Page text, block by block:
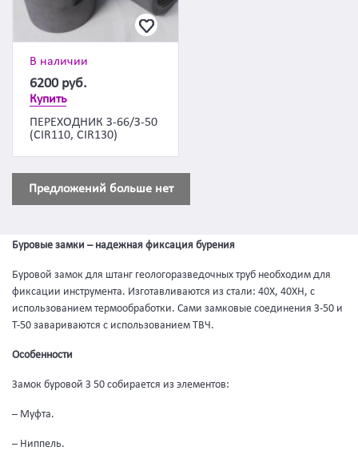
В наличии
6200 руб.
Купить
ПЕРЕХОДНИК З-66/З-50
(CIR110, CIR130)
Предложений больше нет
Буровые замки – надежная фиксация бурения
Буровой замок для штанг геологоразведочных труб необходим для
фиксации инструмента. Изготавливаются из стали: 40Х, 40ХН, с
использованием термообработки. Сами замковые соединения З-50 и
Т-50 завариваются с использованием ТВЧ.
Особенности
Замок буровой З 50 собирается из элементов:
– Муфта.
– Ниппель.